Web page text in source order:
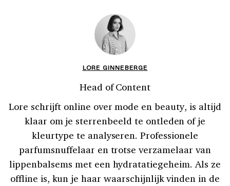
LORE GINNEBERGE
Head of Content
Lore schrijft online over mode en beauty, is altijd
klaar om je sterrenbeeld te ontleden of je
kleurtype te analyseren. Professionele
parfumsnuffelaar en trotse verzamelaar van
lippenbalsems met een hydratatiegeheim. Als ze
offline is, kun je haar waarschijnlijk vinden in de